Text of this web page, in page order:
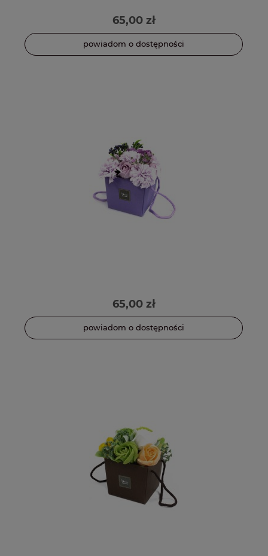
65,00 zł
powiadom o dostępności
65,00 zł
powiadom o dostępności